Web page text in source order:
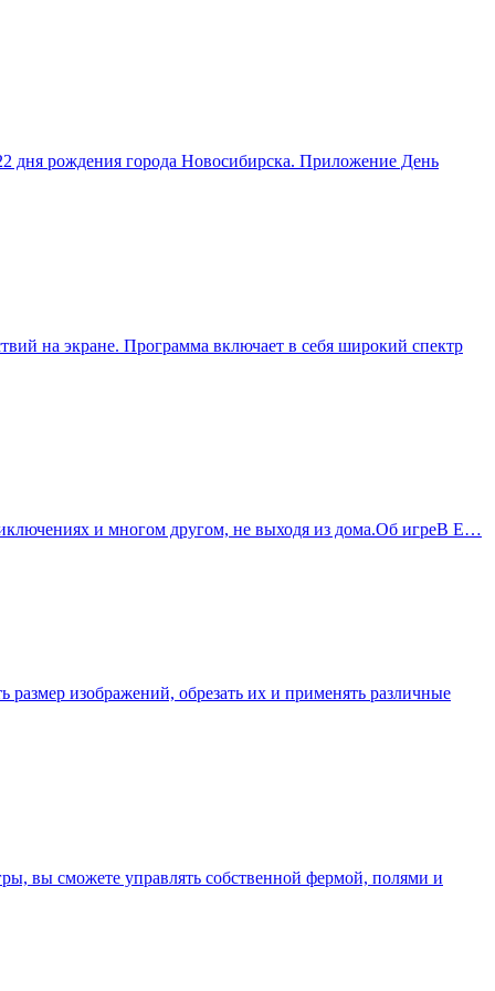
дня рождения города Новосибирска. Приложение День
на экране. Программа включает в себя широкий спектр
и многом другом, не выходя из дома.Об игреВ E…
размер изображений, обрезать их и применять различные
вы сможете управлять собственной фермой, полями и